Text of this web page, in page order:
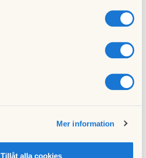
Mer information
Tillåt alla cookies
Nästa nyhet
18 mars 2012